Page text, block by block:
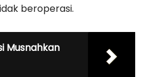
beroperasi.
Musnahkan